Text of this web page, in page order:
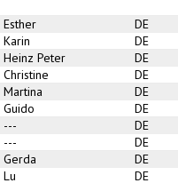
Esther DE
Karin DE
Heinz Peter DE
Christine DE
Martina DE
Guido DE
--- DE
--- DE
Gerda DE
Lu DE